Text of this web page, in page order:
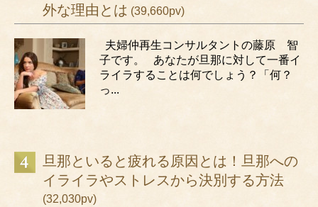
外な理由とは (39,660pv)
夫婦仲再生コンサルタントの藤原 智
子です。 あなたが旦那に対して一番イ
ライラすることは何でしょう？「何？
っ...
旦那といると疲れる原因とは！旦那への
イライラやストレスから決別する方法
(32,030pv)